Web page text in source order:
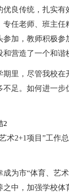
优良传统，扎实有
专任老师、班主
参加，教师积极
营造了一个和谐
期里，尽管我校在
足。如何进一步
2
术2+1项目”工作
成为市“体育、艺
之中，加强学校